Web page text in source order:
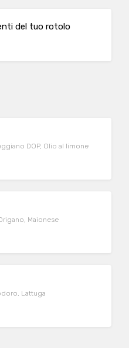
del tuo rotolo
DOP, Olio al limone
Maionese
Lattuga